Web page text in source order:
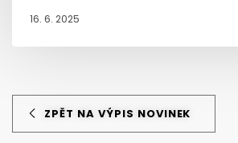
16. 6. 2025
ZPĚT NA VÝPIS NOVINEK